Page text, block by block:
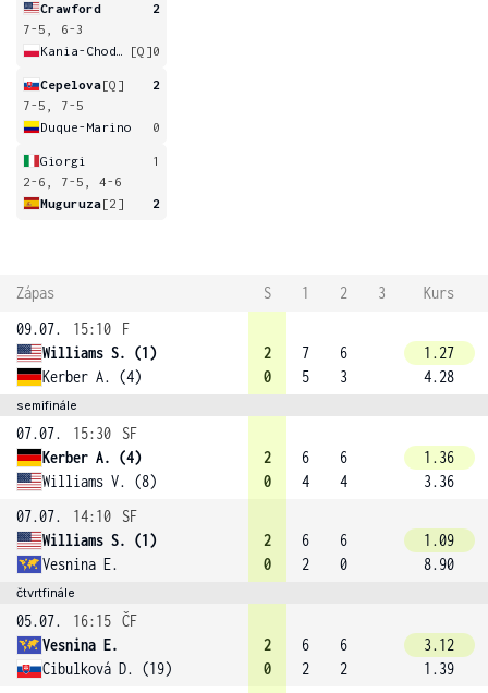
Crawford
2
7-5, 6-3
[Q]0
Cepelova[Q]
2
7-5, 7-5
Duque-Marino
0
Giorgi
1
2-6, 7-5, 4-6
Muguruza[2] 2
Zápas S 1 2 3
Kurs
09.07.
15:10
F
Williams S. (1)
Kerber A. (4)
2
0
7
5
6
3
1.27
4.28
semifinále
07.07. 15:30
SF
Kerber A. (4)
Williams V. (8)
2
0
6
4
6
4
1.36
3.36
07.07.
14:10
SF
Williams S. (1)
Vesnina E.
2
0
6
2
6
0
1.09
8.90
čtvrtfinále
05.07. 16:15 ČF
Vesnina E.
Cibulková D. (19)
2
0
6
2
6
2
3.12
1.39